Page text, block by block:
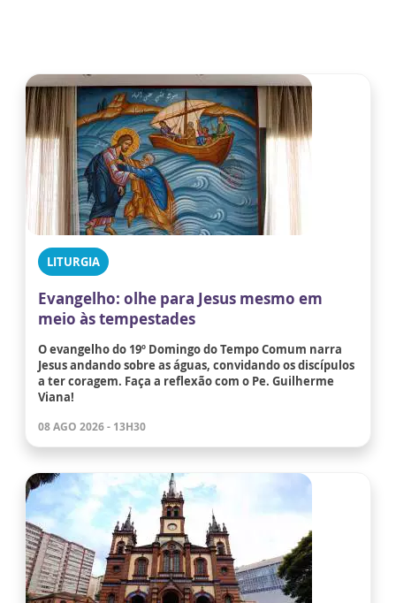
LITURGIA
Evangelho: olhe para Jesus mesmo em
meio às tempestades
O evangelho do 19º Domingo do Tempo Comum narra
Jesus andando sobre as águas, convidando os discípulos
a ter coragem. Faça a reflexão com o Pe. Guilherme
Viana!
08 AGO 2026 - 13H30